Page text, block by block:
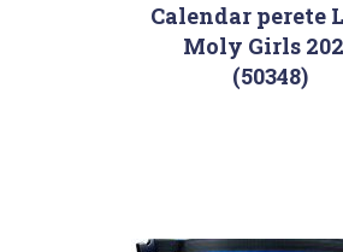
Calendar perete
Moly Girls
(50348)